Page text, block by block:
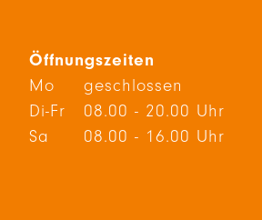
Öffnungszeiten
Mo
geschlossen
Di-Fr
08.00 - 20.00 Uhr
Sa
08.00 - 16.00 Uhr